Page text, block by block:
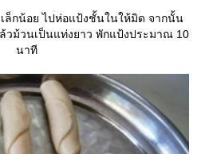
ล็กน้อย ไปห่อแป้งชั้นในให้มิด จากนั้น
วม้วนเป็นแท่งยาว พักแป้งประมาณ 10
นาที